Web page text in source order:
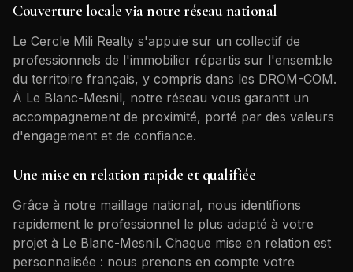
Couverture locale via notre réseau national
Le Cercle Mili Realty s'appuie sur un collectif de
professionnels de l'immobilier répartis sur l'ensemble
du territoire français, y compris dans les DROM-COM.
À Le Blanc-Mesnil, notre réseau vous garantit un
accompagnement de proximité, porté par des valeurs
d'engagement et de confiance.
Une mise en relation rapide et qualifiée
Grâce à notre maillage national, nous identifions
rapidement le professionnel le plus adapté à votre
projet à Le Blanc-Mesnil. Chaque mise en relation est
personnalisée : nous prenons en compte votre